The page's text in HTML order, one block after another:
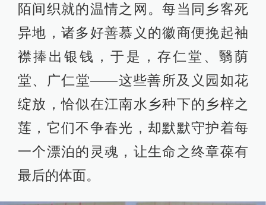
陌间织就的温情之网。每当同乡客死
异地，诸多好善慕义的徽商便挽起袖
襟捧出银钱，于是，存仁堂、翳荫
堂、广仁堂——这些善所及义园如花
绽放，恰似在江南水乡种下的乡梓之
莲，它们不争春光，却默默守护着每
一个漂泊的灵魂，让生命之终章葆有
最后的体面。